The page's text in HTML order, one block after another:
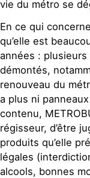
vie du métro se
En ce qui
qu’elle est
années :
démontés,
renouveau du
a plus ni
contenu,
régisseur, d’être
produits qu’elle
légales
alcools, bonnes